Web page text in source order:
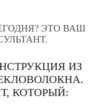
ЭТО ВАШ
ИЗ
КОТОРЫЙ: